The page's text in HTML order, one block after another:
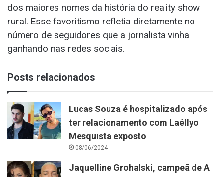
dos maiores nomes da história do reality show
rural. Esse favoritismo refletia diretamente no
número de seguidores que a jornalista vinha
ganhando nas redes sociais.
Posts relacionados
Lucas Souza é hospitalizado após
ter relacionamento com Laéllyo
Mesquista exposto
08/06/2024
Jaquelline Grohalski, campeã de A